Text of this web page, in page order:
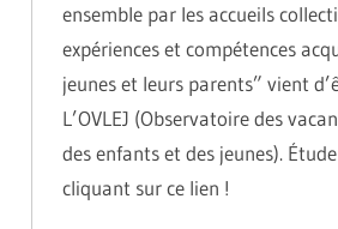
ensemble par les accueils
expériences et compétences
jeunes et leurs parents” vient
L’OVLEJ (Observatoire des
des enfants et des jeunes).
cliquant sur ce lien !